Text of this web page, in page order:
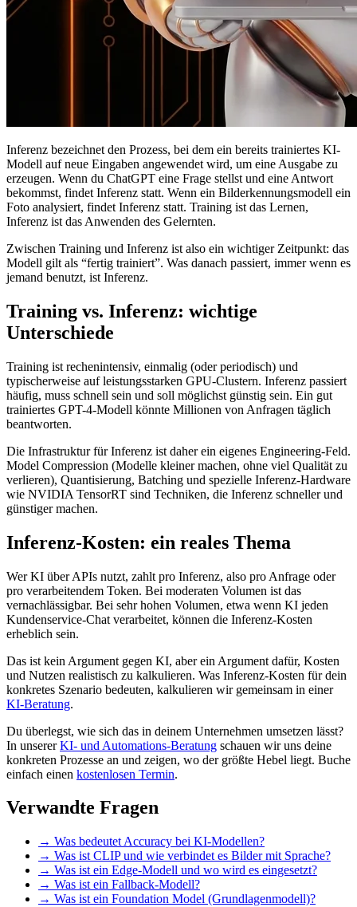
Inferenz bezeichnet den Prozess, bei dem ein bereits trainiertes KI-
Modell auf neue Eingaben angewendet wird, um eine Ausgabe zu
erzeugen. Wenn du ChatGPT eine Frage stellst und eine Antwort
bekommst, findet Inferenz statt. Wenn ein Bilderkennungsmodell ein
Foto analysiert, findet Inferenz statt. Training ist das Lernen,
Inferenz ist das Anwenden des Gelernten.
Zwischen Training und Inferenz ist also ein wichtiger Zeitpunkt: das
Modell gilt als “fertig trainiert”. Was danach passiert, immer wenn es
jemand benutzt, ist Inferenz.
Training vs. Inferenz: wichtige
Unterschiede
Training ist rechenintensiv, einmalig (oder periodisch) und
typischerweise auf leistungsstarken GPU-Clustern. Inferenz passiert
häufig, muss schnell sein und soll möglichst günstig sein. Ein gut
trainiertes GPT-4-Modell könnte Millionen von Anfragen täglich
beantworten.
Die Infrastruktur für Inferenz ist daher ein eigenes Engineering-Feld.
Model Compression (Modelle kleiner machen, ohne viel Qualität zu
verlieren), Quantisierung, Batching und spezielle Inferenz-Hardware
wie NVIDIA TensorRT sind Techniken, die Inferenz schneller und
günstiger machen.
Inferenz-Kosten: ein reales Thema
Wer KI über APIs nutzt, zahlt pro Inferenz, also pro Anfrage oder
pro verarbeitendem Token. Bei moderaten Volumen ist das
vernachlässigbar. Bei sehr hohen Volumen, etwa wenn KI jeden
Kundenservice-Chat verarbeitet, können die Inferenz-Kosten
erheblich sein.
Das ist kein Argument gegen KI, aber ein Argument dafür, Kosten
und Nutzen realistisch zu kalkulieren. Was Inferenz-Kosten für dein
konkretes Szenario bedeuten, kalkulieren wir gemeinsam in einer
KI-Beratung.
Du überlegst, wie sich das in deinem Unternehmen umsetzen lässt?
In unsererKI- und Automations-Beratung schauen wir uns deine
konkreten Prozesse an und zeigen, wo der größte Hebel liegt. Buche
einfach einen kostenlosen Termin.
Verwandte Fragen
→ Was bedeutet Accuracy bei KI-Modellen?
→ Was ist CLIP und wie verbindet es Bilder mit Sprache?
→ Was ist ein Edge-Modell und wo wird es eingesetzt?
→ Was ist ein Fallback-Modell?
→ Was ist ein Foundation Model (Grundlagenmodell)?